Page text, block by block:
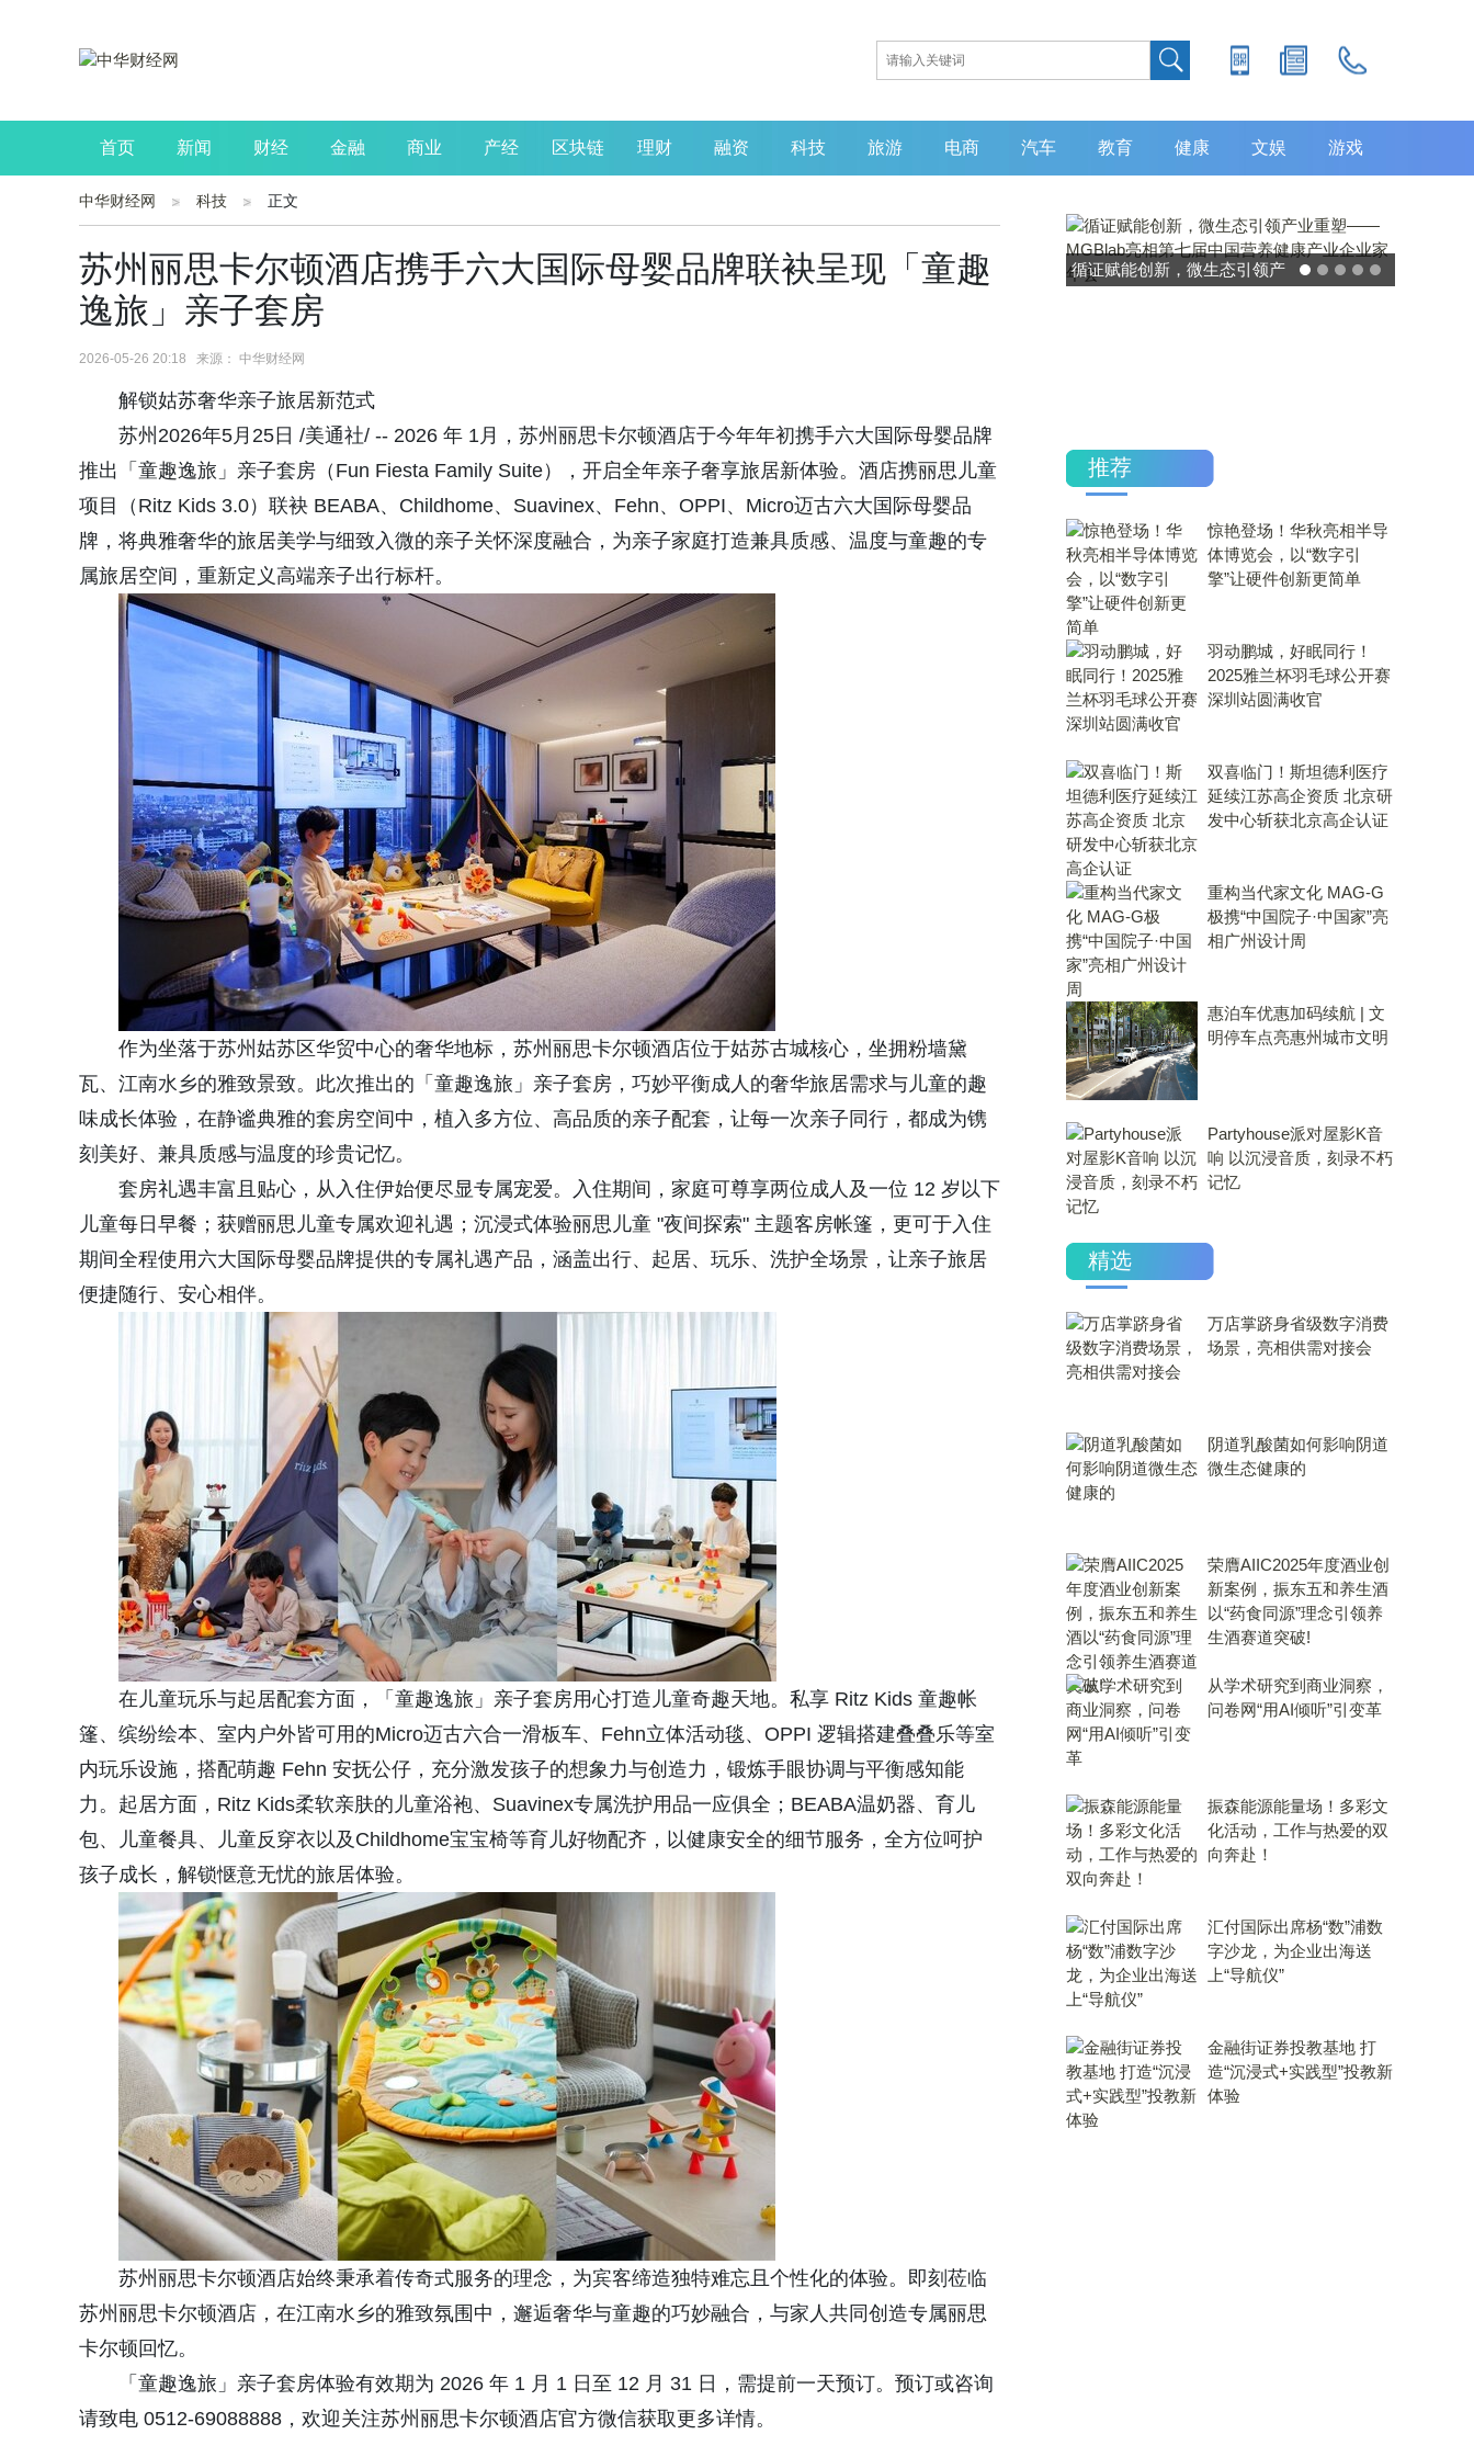
首页 新闻 财经 金融 商业 产经 区块链 理财 融资 科技 旅游 电商 汽车 教育 健康 文娱 游戏
公司 生活 读书
中华财经网 科技 正文
苏州丽思卡尔顿酒店携手六大国际母婴品牌联袂呈现「童趣
逸旅」亲子套房
2026-05-26 20:18 来源： 中华财经网
解锁姑苏奢华亲子旅居新范式
苏州2026年5月25日 /美通社/ -- 2026 年 1月，苏州丽思卡尔顿酒店于今年年初携手六大国际母婴品牌
推出「童趣逸旅」亲子套房（Fun Fiesta Family Suite），开启全年亲子奢享旅居新体验。酒店携丽思儿童
项目（Ritz Kids 3.0）联袂 BEABA、Childhome、Suavinex、Fehn、OPPI、Micro迈古六大国际母婴品
牌，将典雅奢华的旅居美学与细致入微的亲子关怀深度融合，为亲子家庭打造兼具质感、温度与童趣的专
属旅居空间，重新定义高端亲子出行标杆。
作为坐落于苏州姑苏区华贸中心的奢华地标，苏州丽思卡尔顿酒店位于姑苏古城核心，坐拥粉墙黛
瓦、江南水乡的雅致景致。此次推出的「童趣逸旅」亲子套房，巧妙平衡成人的奢华旅居需求与儿童的趣
味成长体验，在静谧典雅的套房空间中，植入多方位、高品质的亲子配套，让每一次亲子同行，都成为镌
刻美好、兼具质感与温度的珍贵记忆。
套房礼遇丰富且贴心，从入住伊始便尽显专属宠爱。入住期间，家庭可尊享两位成人及一位 12 岁以下
儿童每日早餐；获赠丽思儿童专属欢迎礼遇；沉浸式体验丽思儿童 "夜间探索" 主题客房帐篷，更可于入住
期间全程使用六大国际母婴品牌提供的专属礼遇产品，涵盖出行、起居、玩乐、洗护全场景，让亲子旅居
便捷随行、安心相伴。
在儿童玩乐与起居配套方面，「童趣逸旅」亲子套房用心打造儿童奇趣天地。私享 Ritz Kids 童趣帐
篷、缤纷绘本、室内户外皆可用的Micro迈古六合一滑板车、Fehn立体活动毯、OPPI 逻辑搭建叠叠乐等室
内玩乐设施，搭配萌趣 Fehn 安抚公仔，充分激发孩子的想象力与创造力，锻炼手眼协调与平衡感知能
力。起居方面，Ritz Kids柔软亲肤的儿童浴袍、Suavinex专属洗护用品一应俱全；BEABA温奶器、育儿
包、儿童餐具、儿童反穿衣以及Childhome宝宝椅等育儿好物配齐，以健康安全的细节服务，全方位呵护
孩子成长，解锁惬意无忧的旅居体验。
苏州丽思卡尔顿酒店始终秉承着传奇式服务的理念，为宾客缔造独特难忘且个性化的体验。即刻莅临
苏州丽思卡尔顿酒店，在江南水乡的雅致氛围中，邂逅奢华与童趣的巧妙融合，与家人共同创造专属丽思
卡尔顿回忆。
「童趣逸旅」亲子套房体验有效期为 2026 年 1 月 1 日至 12 月 31 日，需提前一天预订。预订或咨询
请致电 0512-69088888，欢迎关注苏州丽思卡尔顿酒店官方微信获取更多详情。
循证赋能创新，微生态引领产
灵敏度超 80%
推荐
惊艳登场！华秋亮相半导
体博览会，以“数字引
擎”让硬件创新更简单
羽动鹏城，好眠同行！
2025雅兰杯羽毛球公开赛
深圳站圆满收官
双喜临门！斯坦德利医疗
延续江苏高企资质 北京研
发中心斩获北京高企认证
重构当代家文化 MAG-G
极携“中国院子·中国家”亮
相广州设计周
惠泊车优惠加码续航 | 文
明停车点亮惠州城市文明
Partyhouse派对屋影K音
响 以沉浸音质，刻录不朽
记忆
精选
万店掌跻身省级数字消费
场景，亮相供需对接会
​阴道乳酸菌如何影响阴道
微生态健康的
荣膺AIIC2025年度酒业创
新案例，振东五和养生酒
以“药食同源”理念引领养
生酒赛道突破!
从学术研究到商业洞察，
问卷网“用AI倾听”引变革
振森能源能量场！多彩文
化活动，工作与热爱的双
向奔赴！
汇付国际出席杨“数”浦数
字沙龙，为企业出海送
上“导航仪”
金融街证券投教基地 打
造“沉浸式+实践型”投教新
体验